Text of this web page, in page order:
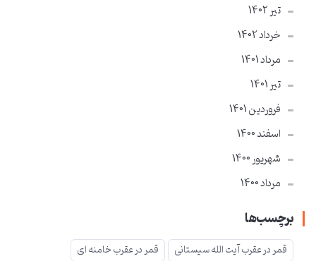
تير 1402
خرداد 1402
مرداد 1401
تير 1401
فروردین 1401
اسفند 1400
شهریور 1400
مرداد 1400
برچسب‌ها
قمر در عقرب آیت الله سیستانی
قمر در عقرب خامنه ای